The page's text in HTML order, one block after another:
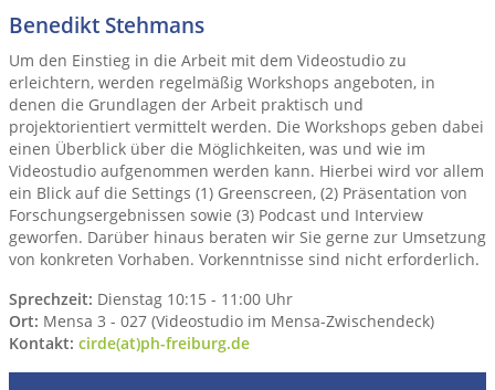
Benedikt Stehmans
Um den Einstieg in die Arbeit mit dem Videostudio zu
erleichtern, werden regelmäßig Workshops angeboten, in
denen die Grundlagen der Arbeit praktisch und
projektorientiert vermittelt werden. Die Workshops geben dabei
einen Überblick über die Möglichkeiten, was und wie im
Videostudio aufgenommen werden kann. Hierbei wird vor allem
ein Blick auf die Settings (1) Greenscreen, (2) Präsentation von
Forschungsergebnissen sowie (3) Podcast und Interview
geworfen. Darüber hinaus beraten wir Sie gerne zur Umsetzung
von konkreten Vorhaben. Vorkenntnisse sind nicht erforderlich.
Sprechzeit: Dienstag 10:15 - 11:00 Uhr
Ort: Mensa 3 - 027 (Videostudio im Mensa-Zwischendeck)
Kontakt: cirde(at)ph-freiburg.de